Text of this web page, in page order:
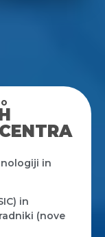
in
in
(nove